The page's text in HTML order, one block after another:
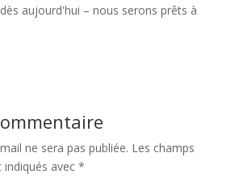
aujourd'hui – nous serons prêts à
ne sera pas publiée. Les champs
avec *